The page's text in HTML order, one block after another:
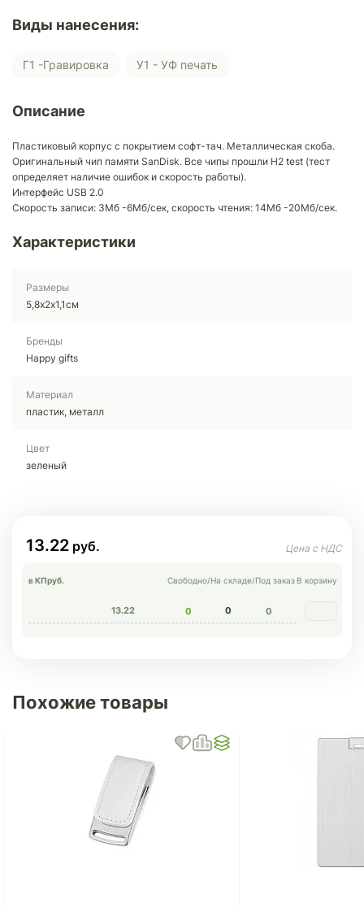
Виды нанесения:
Г1 -Гравировка У1 - УФ печать
Описание
Пластиковый корпус с покрытием софт-тач. Металлическая скоба.
Оригинальный чип памяти SanDisk. Все чипы прошли H2 test (тест
определяет наличие ошибок и скорость работы).
Интерфейс USB 2.0
Скорость записи: 3Mб -6Mб/сек, скорость чтения: 14Mб -20Mб/сек.
Характеристики
Размеры
5,8х2х1,1см
Бренды
Happy gifts
Материал
пластик, металл
Цвет
зеленый
13.22
в КПруб. Свободно/На складе/Под заказ В корзину
13.22 0 0 0
Похожие товары